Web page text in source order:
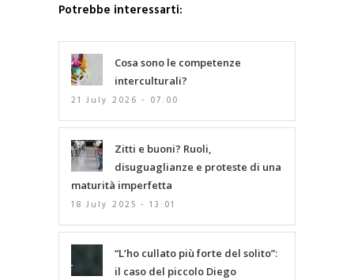
Potrebbe interessarti:
Cosa sono le competenze
interculturali?
21 July 2026 - 07:00
Zitti e buoni? Ruoli,
disuguaglianze e proteste di una
maturità imperfetta
18 July 2025 - 13:01
“L’ho cullato più forte del solito”:
il caso del piccolo Diego